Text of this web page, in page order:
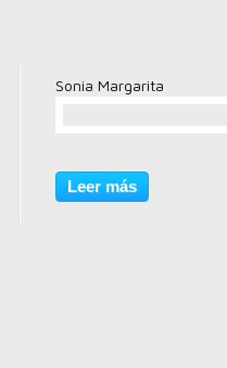
Sonia Margarita
Leer más